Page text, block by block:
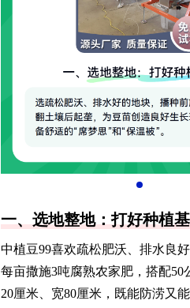
一、选地整地：打好种植
中植豆99喜欢疏松肥沃、排水良
每亩撒施3吨腐熟农家肥，搭配
20厘米、宽80厘米，既能防涝又